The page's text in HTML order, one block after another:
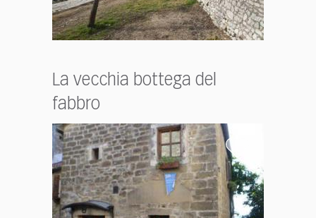
La vecchia bottega del
fabbro